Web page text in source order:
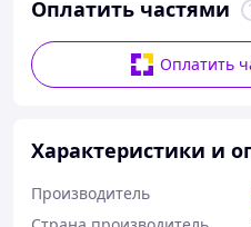
Оплатить частями
Оплатить
Характеристики и
Производитель